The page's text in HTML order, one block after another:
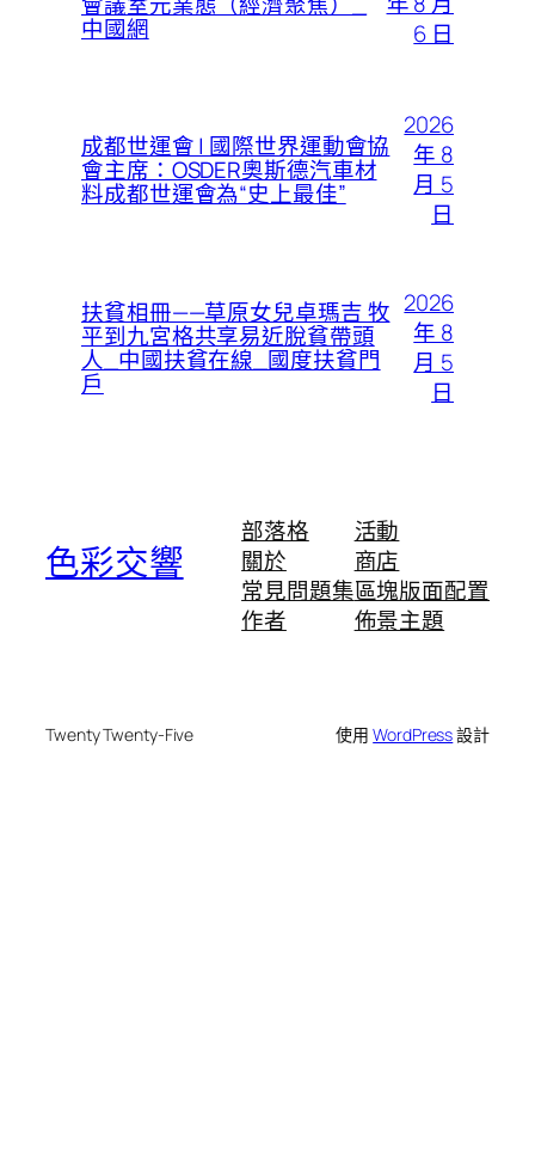
中國網
6 日
成都世運會 | 國際世界運動會協
會主席：OSDER奧斯德汽車材
料成都世運會為“史上最佳”
2026
年 8
月 5
日
扶貧相冊——草原女兒卓瑪吉 牧
平到九宮格共享易近脫貧帶頭
人_中國扶貧在線_國度扶貧門
戶
2026
年 8
月 5
日
色彩交響
部落格
關於
常見問題集
作者
活動
商店
區塊版面配置
佈景主題
Twenty Twenty-Five 使用WordPress設計